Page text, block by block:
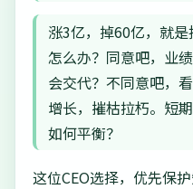
涨3亿，掉60亿，就
怎么办？同意吧，业
会交代？不同意吧，
增长，摧枯拉朽。短
如何平衡？
这位CEO选择，优先保护